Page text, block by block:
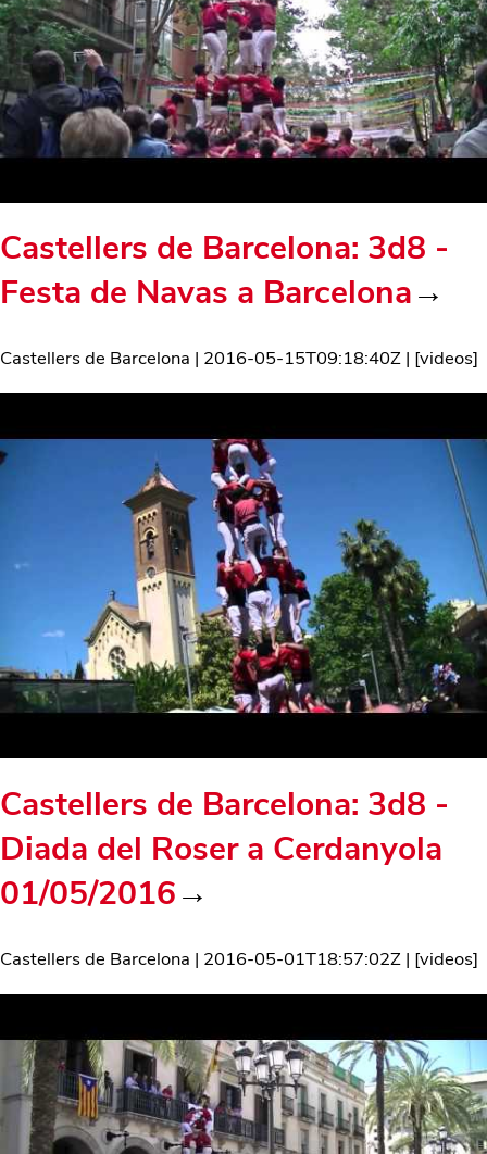
Castellers de Barcelona: 3d8 -
Festa de Navas a Barcelona→
Castellers de Barcelona | 2016-05-15T09:18:40Z | [videos]
Castellers de Barcelona: 3d8 -
Diada del Roser a Cerdanyola
01/05/2016→
Castellers de Barcelona | 2016-05-01T18:57:02Z | [videos]